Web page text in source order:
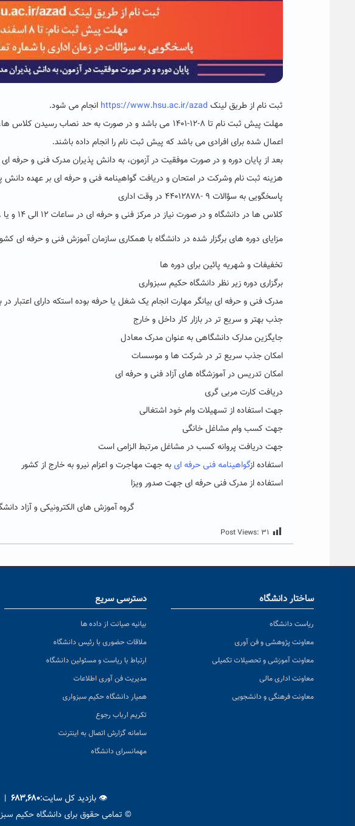
ثبت نام از طریق لینک https://www.hsu.ac.ir/azad انجام می شود.
مهلت پیش ثبت نام تا ۸-۱۲-۱۴۰۱ می باشد و در صورت به حد
اعمال شده برای افرادی می باشد که پیش ثبت نام را انجام داده باشند.
بعد از پایان دوره و در صورت موفقیت در آزمون، به دانش پذیران مدرک فنی و حرفه
هزینه ثبت نام وشرکت در امتحان و دریافت گواهینامه فنی و حرفه ای بر عهده دانش پذیر می باشد(در
پاسخگویی به سؤالات ۹ -۴۴۰۱۲۸۷۸ در وقت اداری
کلاس ها در دانشگاه و در صورت نیاز در مرکز فنی و حرفه ای در ساعات ۱۲ الی ۱۴ و یا ۱۸ الی ۲۰ برگزار خواهند شد.
مزایای دوره های برگزار شده در دانشگاه با همکاری سازمان آموزش فنی و حرفه ای
تخفیفات و شهریه پائین برای دوره ها
برگزاری دوره زیر نظر دانشگاه حکیم سبزواری
مدرک فنی و حرفه ای بیانگر مهارت انجام یک شغل یا حرفه بوده استکه دارای اعتبار در بیش از ۷۰ کشور را
جذب بهتر و سریع تر در بازار کار داخل و خارج
جایگزین مدارک دانشگاهی به عنوان مدرک معادل
امکان جذب سریع تر در شرکت ها و موسسات
امکان تدریس در آموزشگاه های آزاد فنی و حرفه ای
دریافت کارت مربی گری
جهت استفاده از تسهیلات وام خود اشتغالی
جهت کسب وام مشاغل خانگی
جهت دریافت پروانه کسب در مشاغل مرتبط الزامی است
استفاده ازگواهینامه فنی حرفه ایبه جهت مهاجرت و اعزام نیرو به خارج از کشور
استفاده از مدرک فنی حرفه ای جهت صدور ویزا
گروه آموزش های الکترونیکی وآزاد
Post Views: ۳۱
ساختار دانشگاه
ریاست دانشگاه
معاونت پژوهشی و فن آوری
معاونت آموزشی و تحصیلات تکمیلی
معاونت اداری مالی
معاونت فرهنگی و دانشجویی
دسترسی سریع
بیانیه صیانت از داده ها
ملاقات حضوری با رئیس دانشگاه
ارتباط با ریاست و مسئولین دانشگاه
مدیریت فن آوری اطلاعات
همیار دانشگاه حکیم سبزواری
تکریم ارباب رجوع
سامانه گزارش اتصال به اینترنت
مهمانسرای دانشگاه
👁 بازدید کل سایت:۶۸۳,۶۸۰ |
© تمامی حقوق برای دانشگاه حکیم